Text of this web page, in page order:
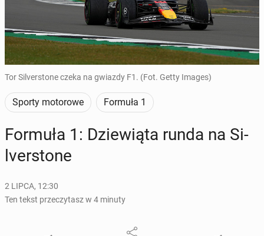
Tor Silverstone czeka na gwiazdy F1. (Fot. Getty Images)
Sporty motorowe Formuła 1
Formuła 1: Dzie­wią­ta runda na Si­
lver­sto­ne
2 LIPCA, 12:30
Ten tekst przeczytasz w 4 minuty